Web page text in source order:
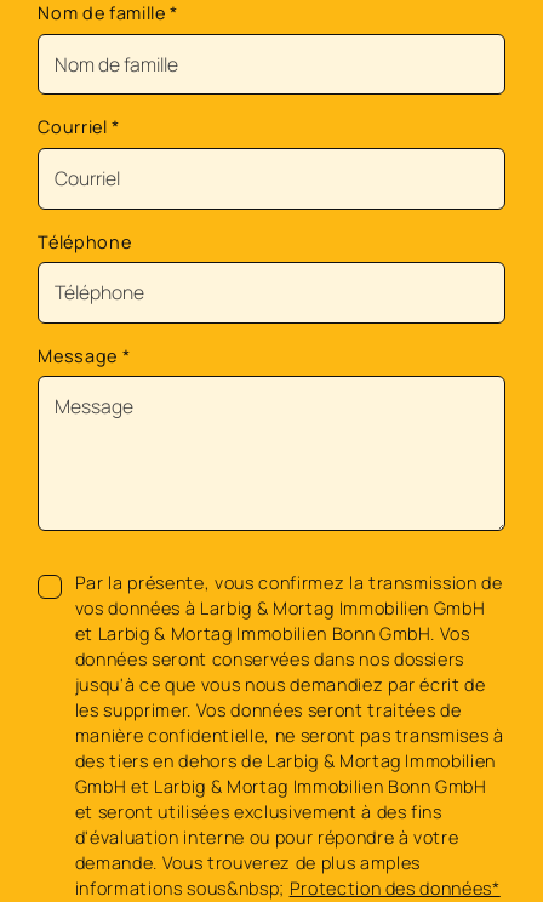
Nom de famille*
Courriel*
Téléphone
Message *
Par la présente, vous confirmez la transmission de
vos données à Larbig & Mortag Immobilien GmbH
et Larbig & Mortag Immobilien Bonn GmbH. Vos
données seront conservées dans nos dossiers
jusqu'à ce que vous nous demandiez par écrit de
les supprimer. Vos données seront traitées de
manière confidentielle, ne seront pas transmises à
des tiers en dehors de Larbig & Mortag Immobilien
GmbH et Larbig & Mortag Immobilien Bonn GmbH
et seront utilisées exclusivement à des fins
d'évaluation interne ou pour répondre à votre
demande. Vous trouverez de plus amples
informations sous&nbsp; Protection des données*